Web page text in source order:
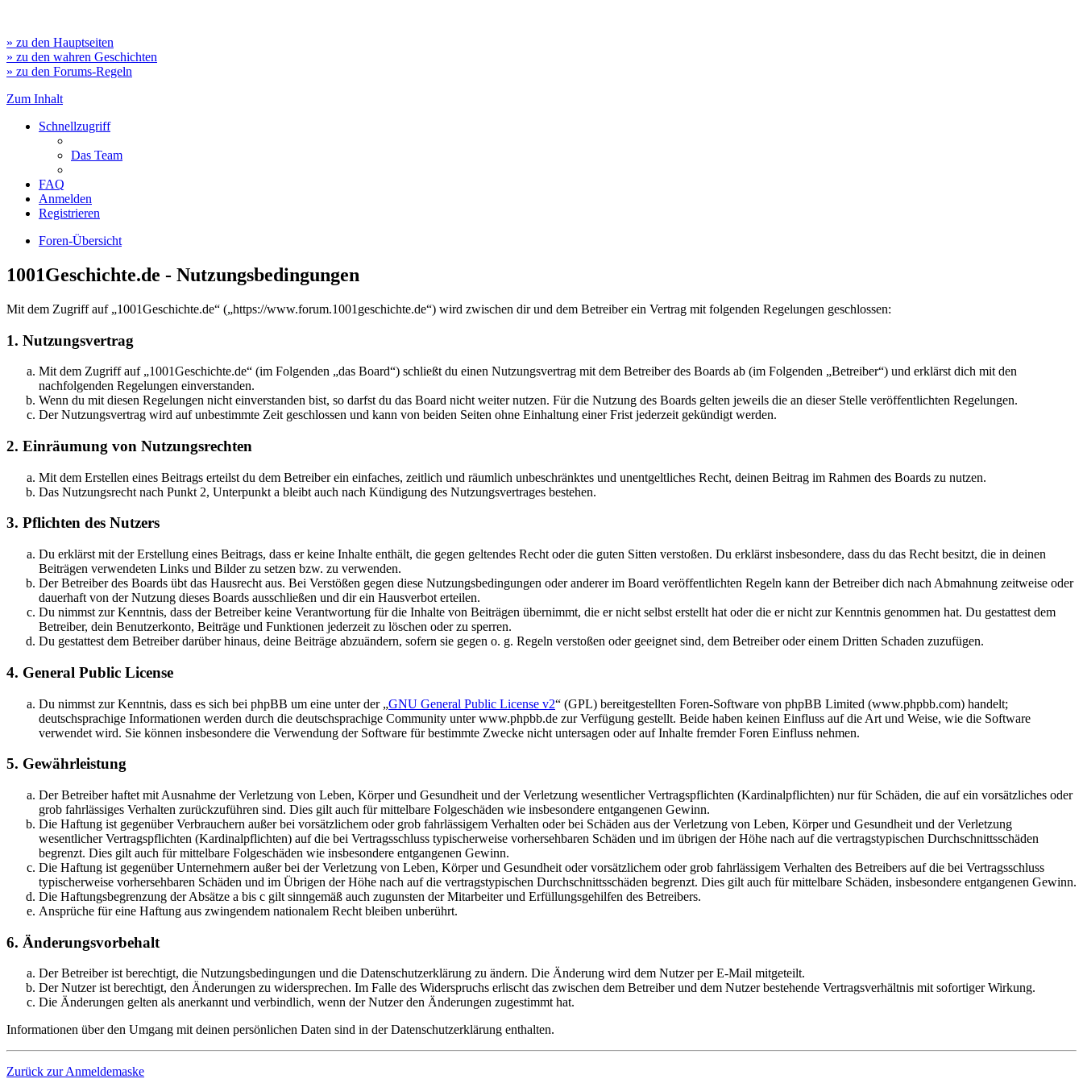
» zu den Hauptseiten
» zu den wahren Geschichten
» zu den Forums-Regeln
Zum Inhalt
Schnellzugriff
Das Team
FAQ
Anmelden
Registrieren
Foren-Übersicht
1001Geschichte.de - Nutzungsbedingungen
Mit dem Zugriff auf „1001Geschichte.de“ („https://www.forum.1001geschichte.de“) wird zwischen dir und dem Betreiber ein Vertrag mit folgenden Regelungen geschlossen:
1. Nutzungsvertrag
Mit dem Zugriff auf „1001Geschichte.de“ (im Folgenden „das Board“) schließt du einen Nutzungsvertrag mit dem Betreiber des Boards ab (im Folgenden „Betreiber“) und erklärst dich mit den
nachfolgenden Regelungen einverstanden.
Wenn du mit diesen Regelungen nicht einverstanden bist, so darfst du das Board nicht weiter nutzen. Für die Nutzung des Boards gelten jeweils die an dieser Stelle veröffentlichten Regelungen.
Der Nutzungsvertrag wird auf unbestimmte Zeit geschlossen und kann von beiden Seiten ohne Einhaltung einer Frist jederzeit gekündigt werden.
2. Einräumung von Nutzungsrechten
Mit dem Erstellen eines Beitrags erteilst du dem Betreiber ein einfaches, zeitlich und räumlich unbeschränktes und unentgeltliches Recht, deinen Beitrag im Rahmen des Boards zu nutzen.
Das Nutzungsrecht nach Punkt 2, Unterpunkt a bleibt auch nach Kündigung des Nutzungsvertrages bestehen.
3. Pflichten des Nutzers
Du erklärst mit der Erstellung eines Beitrags, dass er keine Inhalte enthält, die gegen geltendes Recht oder die guten Sitten verstoßen. Du erklärst insbesondere, dass du das Recht besitzt, die in deinen
Beiträgen verwendeten Links und Bilder zu setzen bzw. zu verwenden.
Der Betreiber des Boards übt das Hausrecht aus. Bei Verstößen gegen diese Nutzungsbedingungen oder anderer im Board veröffentlichten Regeln kann der Betreiber dich nach Abmahnung zeitweise oder
dauerhaft von der Nutzung dieses Boards ausschließen und dir ein Hausverbot erteilen.
Du nimmst zur Kenntnis, dass der Betreiber keine Verantwortung für die Inhalte von Beiträgen übernimmt, die er nicht selbst erstellt hat oder die er nicht zur Kenntnis genommen hat. Du gestattest dem
Betreiber, dein Benutzerkonto, Beiträge und Funktionen jederzeit zu löschen oder zu sperren.
Du gestattest dem Betreiber darüber hinaus, deine Beiträge abzuändern, sofern sie gegen o. g. Regeln verstoßen oder geeignet sind, dem Betreiber oder einem Dritten Schaden zuzufügen.
4. General Public License
Du nimmst zur Kenntnis, dass es sich bei phpBB um eine unter der „GNU General Public License v2“ (GPL) bereitgestellten Foren-Software von phpBB Limited (www.phpbb.com) handelt;
deutschsprachige Informationen werden durch die deutschsprachige Community unter www.phpbb.de zur Verfügung gestellt. Beide haben keinen Einfluss auf die Art und Weise, wie die Software
verwendet wird. Sie können insbesondere die Verwendung der Software für bestimmte Zwecke nicht untersagen oder auf Inhalte fremder Foren Einfluss nehmen.
5. Gewährleistung
Der Betreiber haftet mit Ausnahme der Verletzung von Leben, Körper und Gesundheit und der Verletzung wesentlicher Vertragspflichten (Kardinalpflichten) nur für Schäden, die auf ein vorsätzliches oder
grob fahrlässiges Verhalten zurückzuführen sind. Dies gilt auch für mittelbare Folgeschäden wie insbesondere entgangenen Gewinn.
Die Haftung ist gegenüber Verbrauchern außer bei vorsätzlichem oder grob fahrlässigem Verhalten oder bei Schäden aus der Verletzung von Leben, Körper und Gesundheit und der Verletzung
wesentlicher Vertragspflichten (Kardinalpflichten) auf die bei Vertragsschluss typischerweise vorhersehbaren Schäden und im übrigen der Höhe nach auf die vertragstypischen Durchschnittsschäden
begrenzt. Dies gilt auch für mittelbare Folgeschäden wie insbesondere entgangenen Gewinn.
Die Haftung ist gegenüber Unternehmern außer bei der Verletzung von Leben, Körper und Gesundheit oder vorsätzlichem oder grob fahrlässigem Verhalten des Betreibers auf die bei Vertragsschluss
typischerweise vorhersehbaren Schäden und im Übrigen der Höhe nach auf die vertragstypischen Durchschnittsschäden begrenzt. Dies gilt auch für mittelbare Schäden, insbesondere entgangenen Gewinn.
Die Haftungsbegrenzung der Absätze a bis c gilt sinngemäß auch zugunsten der Mitarbeiter und Erfüllungsgehilfen des Betreibers.
Ansprüche für eine Haftung aus zwingendem nationalem Recht bleiben unberührt.
6. Änderungsvorbehalt
Der Betreiber ist berechtigt, die Nutzungsbedingungen und die Datenschutzerklärung zu ändern. Die Änderung wird dem Nutzer per E-Mail mitgeteilt.
Der Nutzer ist berechtigt, den Änderungen zu widersprechen. Im Falle des Widerspruchs erlischt das zwischen dem Betreiber und dem Nutzer bestehende Vertragsverhältnis mit sofortiger Wirkung.
Die Änderungen gelten als anerkannt und verbindlich, wenn der Nutzer den Änderungen zugestimmt hat.
Informationen über den Umgang mit deinen persönlichen Daten sind in der Datenschutzerklärung enthalten.
Zurück zur Anmeldemaske